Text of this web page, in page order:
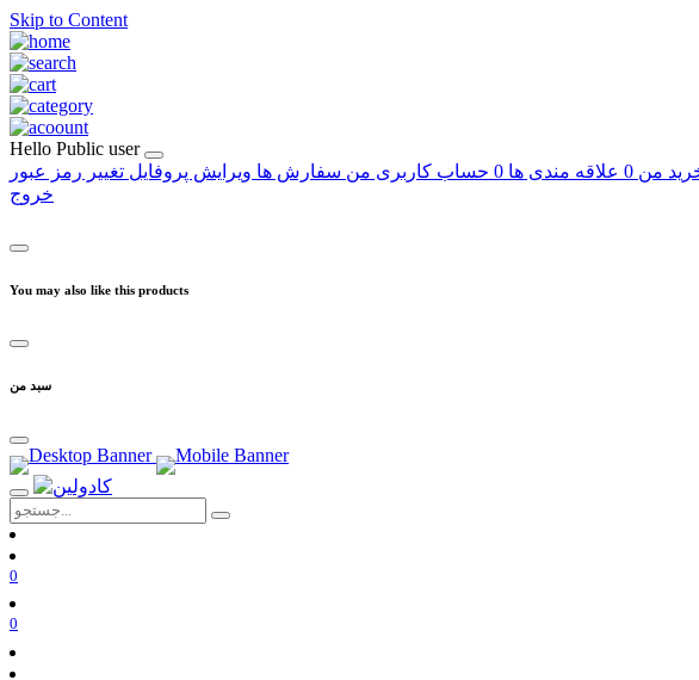
Skip to Content
Hello Public user
من 0 علاقه مندی ها 0 حساب کاربری من سفارش ها ویرایش پروفایل تغییر رمز عبور
خروج
You may also like this products
سبد من
0
0